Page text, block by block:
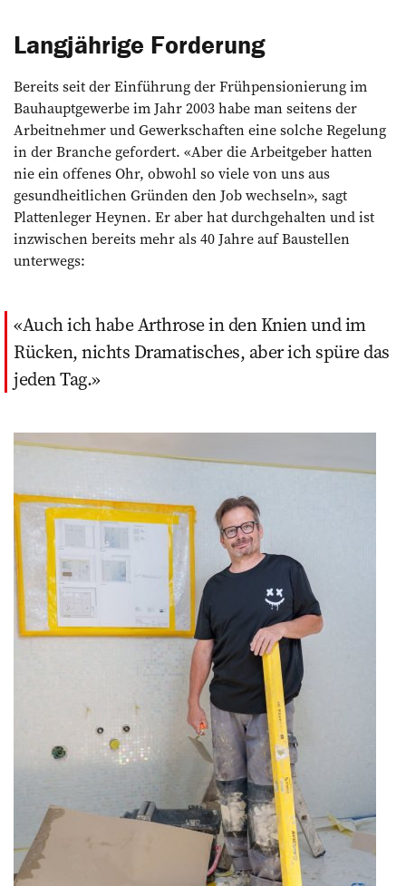
Langjährige Forderung
Bereits seit der Einführung der Frühpensionierung im
Bauhauptgewerbe im Jahr 2003 habe man seitens der
Arbeitnehmer und Gewerkschaften eine solche Regelung
in der Branche gefordert. «Aber die Arbeitgeber hatten
nie ein offenes Ohr, obwohl so viele von uns aus
gesundheitlichen Gründen den Job wechseln», sagt
Plattenleger Heynen. Er aber hat durchgehalten und ist
inzwischen bereits mehr als 40 Jahre auf Baustellen
unterwegs:
Auch ich habe Arthrose in den Knien und im
Rücken, nichts Dramatisches, aber ich spüre das
jeden Tag.